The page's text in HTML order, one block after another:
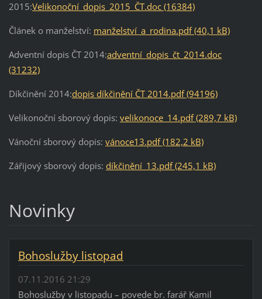
2015:Velikonoční_dopis_2015_ČT.doc (16384)
Článek o manželství: manželství_a_rodina.pdf (40,1 kB)
Adventní dopis ČT 2014:adventní_dopis_čt_2014.doc
(31232)
Díkčinění 2014:dopis díkčinění ČT 2014.pdf (94196)
Velikonoční sborový dopis: velikonoce_14.pdf (289,7 kB)
Vánoční sborový dopis: vánoce13.pdf (182,2 kB)
Zářijový sborový dopis: díkčinění_13.pdf (245,1 kB)
Novinky
Bohoslužby listopad
07.11.2016 21:29
Bohoslužby v listopadu – povede br. farář Kamil